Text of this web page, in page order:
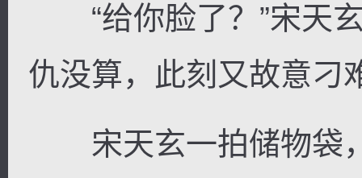
“给你脸了？”宋天玄
仇没算，此刻又故意刁
宋天玄一拍储物袋